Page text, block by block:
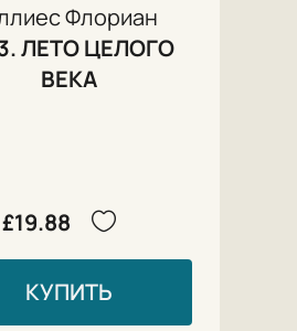
Флориан
ЛЕТО ЦЕЛОГО
ВЕКА
£19.88
КУПИТЬ